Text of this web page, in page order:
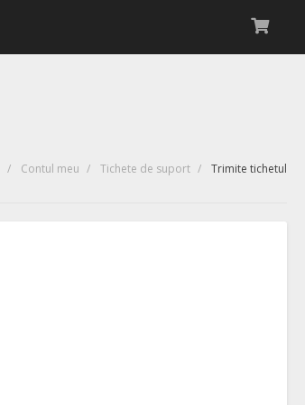
Contul meu Tichete de suport Trimite tichetul